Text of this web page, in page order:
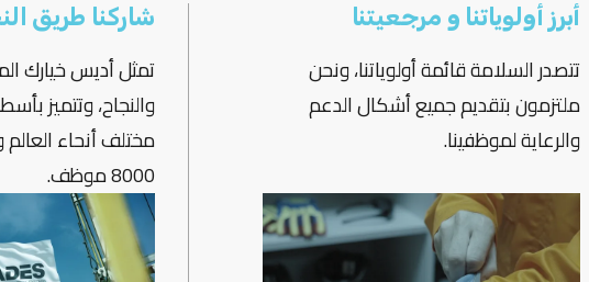
أبرز أولوياتنا و مرجعيتنا
تتصدر السلامة قائمة أولوياتنا، ونحن
ملتزمون بتقديم جميع أشكال الدعم
والرعاية لموظفينا.
شاركنا طريق
تمثل أديس خيارك
والنجاح، وتتميز
مختلف أنحاء
8000 موظف.